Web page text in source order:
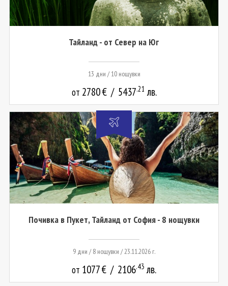
Тайланд - oт Север на Юг
13 дни / 10 нощувки
от 2780€ / 5437.21 лв.
Почивка в Пукет, Тайланд от София - 8 нощувки
9 дни / 8 нощувки / 23.11.2026 г.
от 1077€ / 2106.43 лв.